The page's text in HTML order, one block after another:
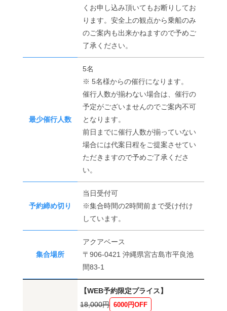
くお申し込み頂いてもお断りしてお
ります。安全上の観点から乗船のみ
のご案内も出来かねますので予めご
了承ください。
最少催行人数
5名
※ 5名様からの催行になります。
催行人数が揃わない場合は、催行の
予定がございませんのでご案内不可
となります。
前日までに催行人数が揃っていない
場合には代案日程をご提案させてい
ただきますので予めご了承くださ
い。
予約締め切り
当日受付可
※集合時間の2時間前まで受け付け
しています。
集合場所
アクアベース
〒906-0421 沖縄県宮古島市平良池
間83-1
【WEB予約限定プライス】
18,000円 6000円OFF